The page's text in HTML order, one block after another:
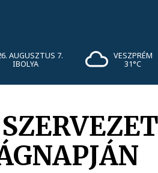
AUGUSZTUS 7.
IBOLYA
VESZPRÉM
31°C